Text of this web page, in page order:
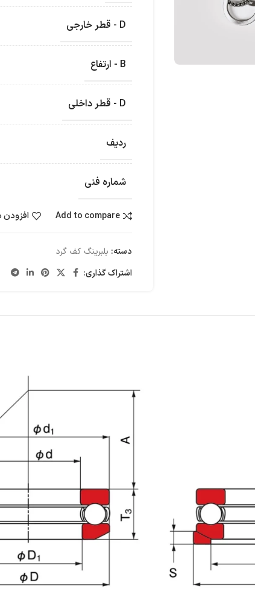
D - قطر خارجی
B - ارتفاع
D - قطر داخلی
ردیف
شماره فنی
Add to compare افزودن
دسته: بلبرینگ کف گرد
اشتراک گذاری: